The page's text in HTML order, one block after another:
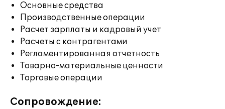
Основные средства
Производственные операции
Расчет зарплаты и кадровый учет
Расчеты с контрагентами
Регламентированная отчетность
Товарно-материальные ценности
Торговые операции
Сопровождение: